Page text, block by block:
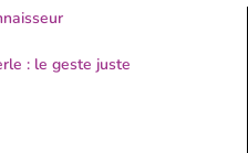
: le geste juste